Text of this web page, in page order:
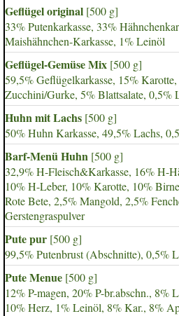
Geflügel original [500 g]
33% Putenkarkasse, 33%
Maishähnchen-Karkasse, 1% Leinöl
Geflügel-Gemüse Mix [500 g]
59,5% Geflügelkarkasse, 15%
Zucchini/Gurke, 5% Blattsalate, 0,5%
Huhn mit Lachs [500 g]
50% Huhn Karkasse, 49,5% Lachs,
Barf-Menü Huhn [500 g]
32,9% H-Fleisch&Karkasse, 16% H-
10% H-Leber, 10% Karotte, 10%
Rote Bete, 2,5% Mangold, 2,5%
Gerstengraspulver
Pute pur [500 g]
99,5% Putenbrust (Abschnitte), 0,5%
Pute Menue [500 g]
12% P-magen, 20% P-br.abschn., 8%
10% Herz, 1% Leinöl, 8% Kar., 8%